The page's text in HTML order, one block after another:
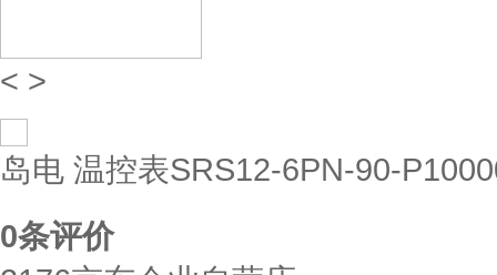
< >
岛电 温控表SRS12-6PN-90-
0条评价